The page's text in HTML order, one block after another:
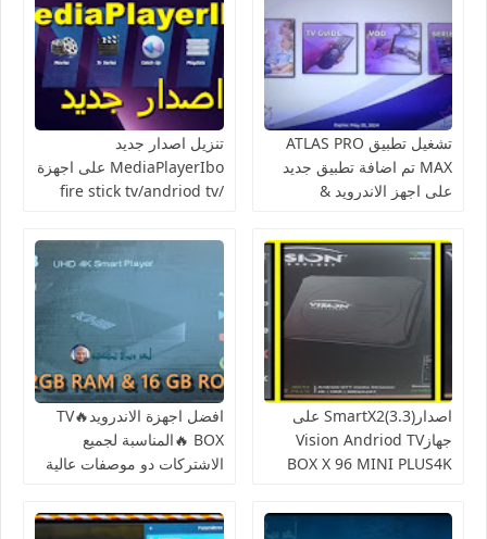
تشغيل تطبيق ATLAS PRO
MAX تم اضافة تطبيق جديد
على اجهز الاندرويد &
تنزيل اصدار جديد
MediaPlayerIbo على اجهزة
fire stick tv/andriod tv/
اصدارSmartX2(3.3) على
جهازVision Andriod TV
BOX X 96 MINI PLUS4K
افضل اجهزة الاندرويد🔥TV
BOX 🔥المناسبة لجميع
الاشتركات دو موصفات عالية